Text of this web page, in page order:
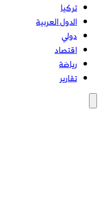
تركيا
الدول العربية
دولي
اقتصاد
رياضة
تقارير